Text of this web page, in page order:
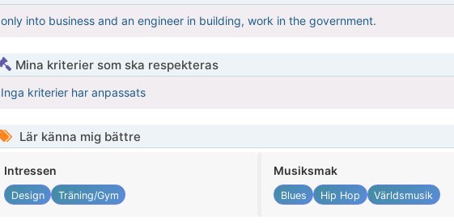
only into business and an engineer in building, work in the government.
Mina kriterier som ska respekteras
Inga kriterier har anpassats
Lär känna mig bättre
Intressen
Design Träning/Gym
Musiksmak
Blues Hip Hop Världsmusik